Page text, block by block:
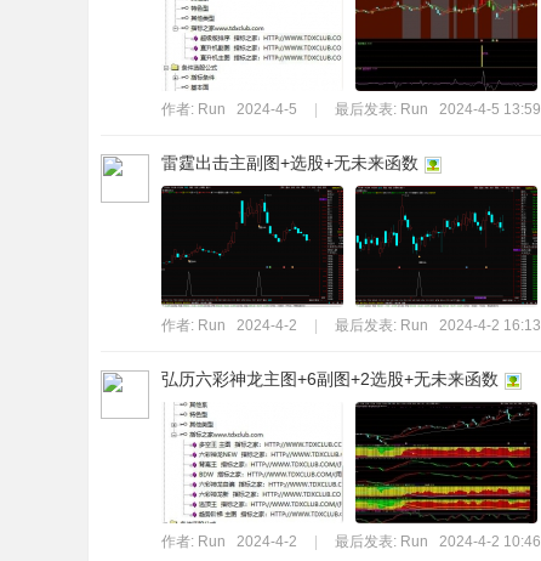
码
指
标
作者: Run 2024-4-5 最后发表: Run 2024-4-5 13:59
雷霆出击主副图+选股+无未来函数
作者: Run 2024-4-2 最后发表: Run 2024-4-2 16:13
弘历六彩神龙主图+6副图+2选股+无未来函数
作者: Run 2024-4-2 最后发表: Run 2024-4-2 10:46